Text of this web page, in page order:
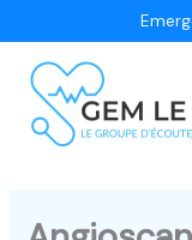
au
contenu